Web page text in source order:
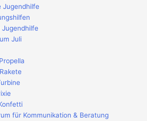
Jugendhilfe
Jugendhilfe
Juli
für Kommunikation & Beratung